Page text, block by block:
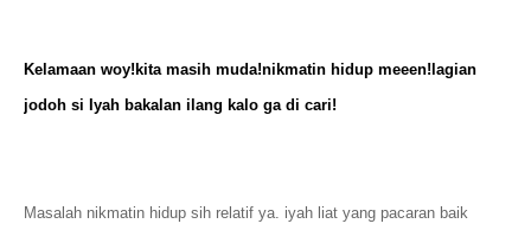
Kelamaan woy!kita masih muda!nikmatin hidup meeen!lagian
jodoh si Iyah bakalan ilang kalo ga di cari!
Masalah nikmatin hidup sih relatif ya. iyah liat yang pacaran baik